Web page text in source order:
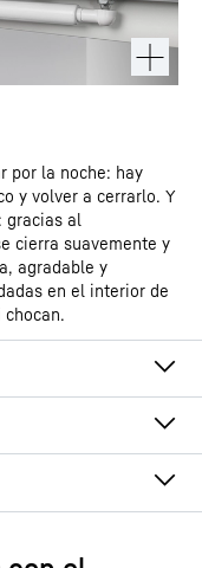
por la noche: hay
y volver a cerrarlo. Y
gracias al
cierra suavemente y
agradable y
en el interior de